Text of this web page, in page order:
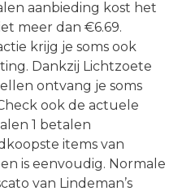
aanbieding kost het
meer dan €6.69.
krijg je soms ook
Dankzij Lichtzoete
ontvang je soms
ook de actuele
1 betalen
items van
is eenvoudig. Normale
van Lindeman’s